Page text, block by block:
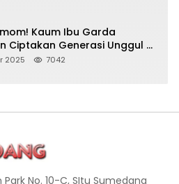
Kaum Ibu Garda
Ciptakan Generasi Unggul di
2025 7042
No. 10-C, SItu Sumedang